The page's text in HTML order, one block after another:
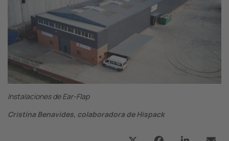
Instalaciones de Ear-Flap
Cristina Benavides, colaboradora de Hispack